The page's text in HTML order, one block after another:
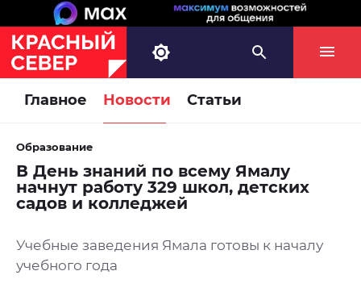
Главное Новости Статьи
Образование
В День знаний по всему Ямалу
начнут работу 329 школ, детских
садов и колледжей
Учебные заведения Ямала готовы к началу
учебного года